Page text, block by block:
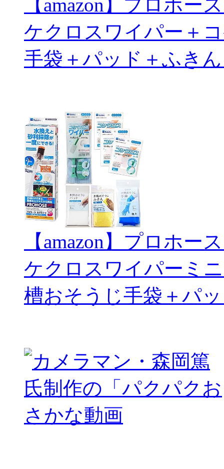
【amazon】プロホ
ケクロスワイパー＋
手袋＋パッド＋ふき
【amazon】プロホー
ケクロスワイパーミ
槽おそうじ手袋＋パ